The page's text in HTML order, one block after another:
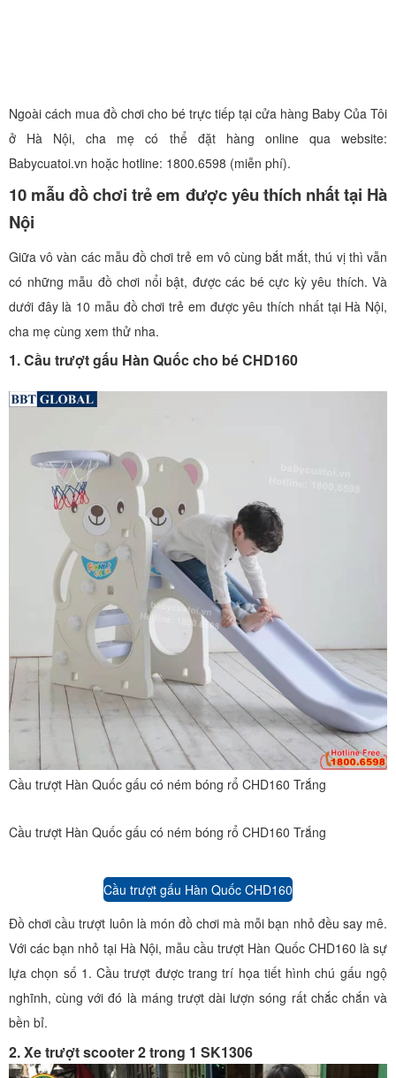
Ngoài cách mua đồ chơi cho bé trực tiếp tại cửa hàng Baby Của Tôi
ở Hà Nội, cha mẹ có thể đặt hàng online qua website:
Babycuatoi.vn hoặc hotline: 1800.6598 (miễn phí).
10 mẫu đồ chơi trẻ em được yêu thích nhất tại Hà
Nội
Giữa vô vàn các mẫu đồ chơi trẻ em vô cùng bắt mắt, thú vị thì vẫn
có những mẫu đồ chơi nổi bật, được các bé cực kỳ yêu thích. Và
dưới đây là 10 mẫu đồ chơi trẻ em được yêu thích nhất tại Hà Nội,
cha mẹ cùng xem thử nha.
1. Cầu trượt gấu Hàn Quốc cho bé CHD160
Cầu trượt Hàn Quốc gấu có ném bóng rổ CHD160 Trắng
Cầu trượt Hàn Quốc gấu có ném bóng rổ CHD160 Trắng
Cầu trượt gấu Hàn Quốc CHD160
Đồ chơi cầu trượt luôn là món đồ chơi mà mỗi bạn nhỏ đều say mê.
Với các bạn nhỏ tại Hà Nội, mẫu cầu trượt Hàn Quốc CHD160 là sự
lựa chọn số 1. Cầu trượt được trang trí họa tiết hình chú gấu ngộ
nghĩnh, cùng với đó là máng trượt dài lượn sóng rất chắc chắn và
bền bỉ.
2. Xe trượt scooter 2 trong 1 SK1306